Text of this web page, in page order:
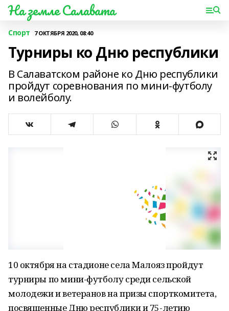
На земле Салавата
Спорт 7 ОКТЯБРЯ 2020, 08:40
Турниры ко Дню республики
В Салаватском районе ко Дню республики
пройдут соревнования по мини-футболу
и волейболу.
10 октября на стадионе села Малояз пройдут
турниры по мини-футболу среди сельской
молодежи и ветеранов на призы спорткомитета,
посвященные Дню республики и 75-летию